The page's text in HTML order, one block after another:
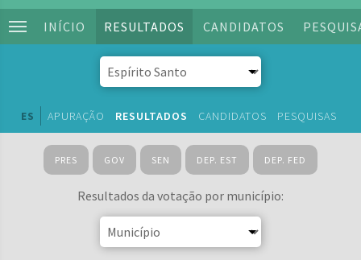
INÍCIO RESULTADOS CANDIDATOS
ES APURAÇÃO RESULTADOS CANDIDATOS PESQUISAS
PRES GOV SEN DEP. EST DEP. FED
Resultados da votação por município: